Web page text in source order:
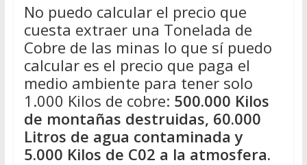
No puedo calcular el precio que
cuesta extraer una Tonelada de
Cobre de las minas lo que sí puedo
calcular es el precio que paga el
medio ambiente para tener solo
1.000 Kilos de cobre: 500.000 Kilos
de montañas destruidas, 60.000
Litros de agua contaminada y
5.000 Kilos de C02 a la atmosfera.